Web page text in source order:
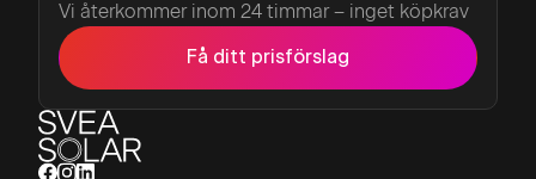
Vi återkommer inom 24 timmar – inget köpkrav
Få ditt prisförslag